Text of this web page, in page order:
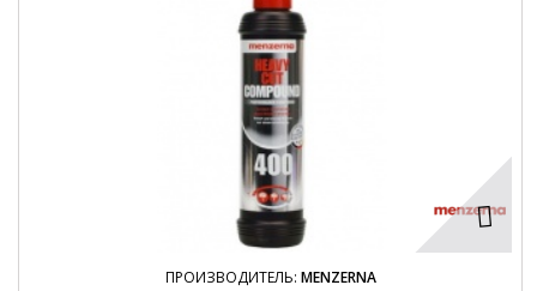
ПРОИЗВОДИТЕЛЬ: MENZERNA